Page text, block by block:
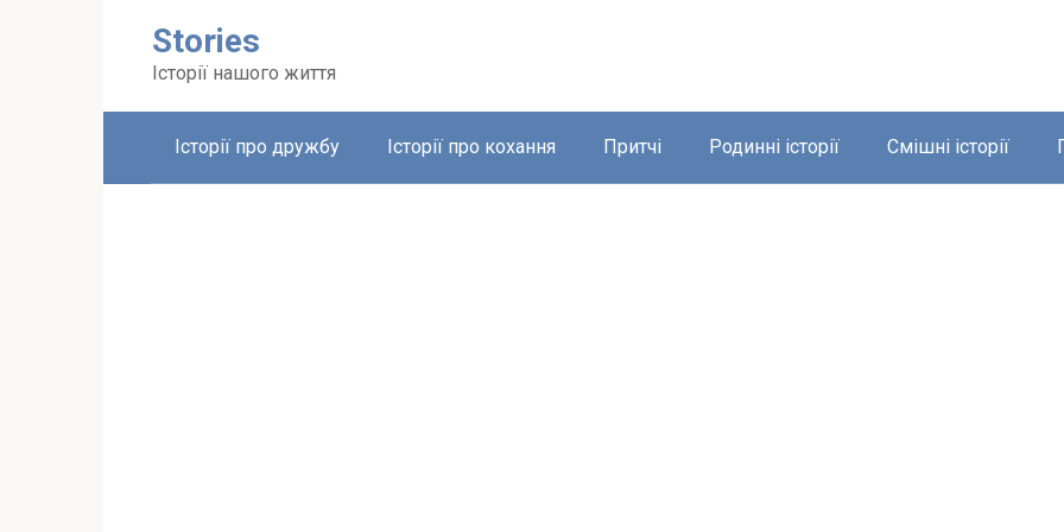
Stories
Історії нашого життя
Історії про дружбу Історії про кохання Притчі Родинні історії Смішні історії